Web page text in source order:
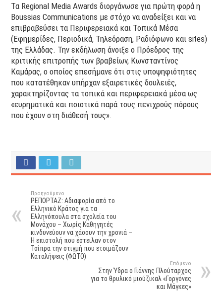
Τα Regional Media Awards διοργάνωσε για πρώτη φορά η
Boussias Communications με στόχο να αναδείξει και να
επιβραβεύσει τα Περιφερειακά και Τοπικά Μέσα
(Εφημερίδες, Περιοδικά, Τηλεόραση, Ραδιόφωνο και sites)
της Ελλάδας. Την εκδήλωση άνοιξε ο Πρόεδρος της
κριτικής επιτροπής των βραβείων, Κωνσταντίνος
Καμάρας, ο οποίος επεσήμανε ότι στις υποψηφιότητες
που κατατέθηκαν υπήρχαν εξαιρετικές δουλειές,
χαρακτηρίζοντας τα τοπικά και περιφερειακά μέσα ως
«ευρηματικά και ποιοτικά παρά τους πενιχρούς πόρους
που έχουν στη διάθεσή τους».
Προηγούμενο
ΡΕΠΟΡΤΑΖ: Αδιαφορία από το
Ελληνικό Κράτος για τα
Ελληνόπουλα στα σχολεία του
Μονάχου – Χωρίς Καθηγητές
κινδυνεύουν να χάσουν την χρονιά –
Η επιστολή που έστειλαν στον
Τσίπρα την στιγμή που ετοιμάζουν
Καταλήψεις (ΦΩΤΟ)
Επόμενο
Στην Ύδρα ο Γιάννης Πλούταρχος
για το θρυλικό μιούζικαλ «Γοργόνες
και Μάγκες»